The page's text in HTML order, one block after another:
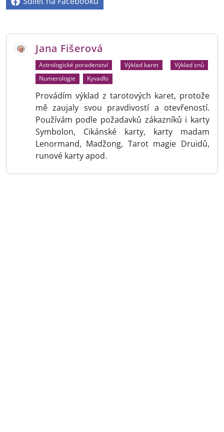
Jana Fišerová
Astrologické poradenství Výklad karet
Výklad snů
Numerologie
Kyvadlo
Provádím výklad z tarotových karet, protože
mě zaujaly svou pravdivostí a otevřeností.
Používám podle požadavků zákazníků i karty
Symbolon, Cikánské karty, karty madam
Lenormand, Madžong, Tarot magie Druidů,
runové karty apod.